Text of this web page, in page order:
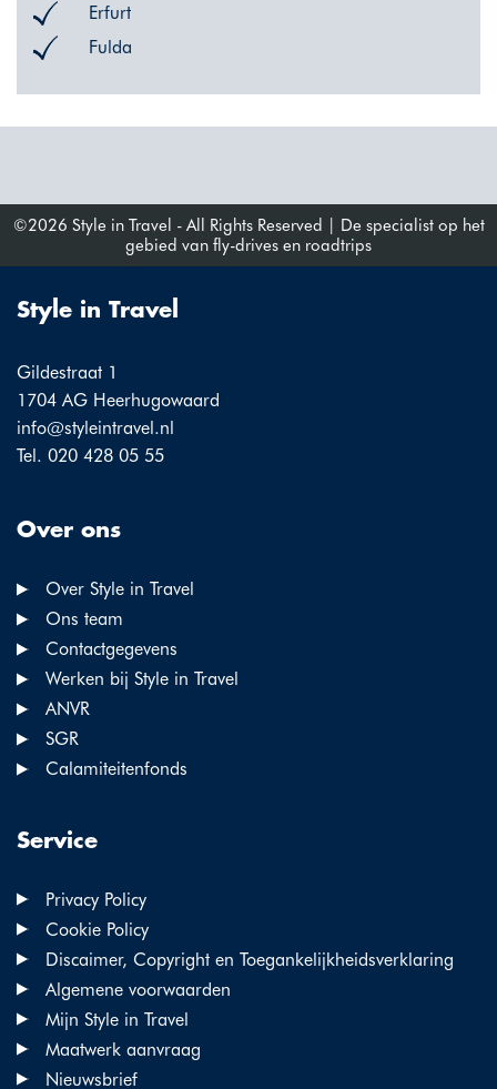
Erfurt
Fulda
©2026 Style in Travel - All Rights Reserved | De specialist op het
gebied van fly-drives en roadtrips
Style in Travel
Gildestraat 1
1704 AG Heerhugowaard
info@styleintravel.nl
Tel. 020 428 05 55
Over ons
Over Style in Travel
Ons team
Contactgegevens
Werken bij Style in Travel
ANVR
SGR
Calamiteitenfonds
Service
Privacy Policy
Cookie Policy
Discaimer, Copyright en Toegankelijkheidsverklaring
Algemene voorwaarden
Mijn Style in Travel
Maatwerk aanvraag
Nieuwsbrief